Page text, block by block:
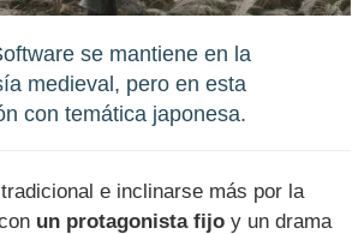
se mantiene en la
medieval, pero en esta
con temática japonesa.
e inclinarse más por la
un protagonista fijo y un drama